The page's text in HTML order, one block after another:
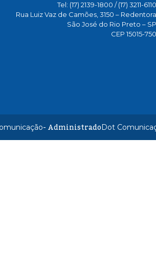
Tel: (17) 2139-1800 / (17) 3211-6110
Rua Luiz Vaz de Camões, 3150 – Redentora
São José do Rio Preto – SP
CEP 15015-750
- Administrado Dot